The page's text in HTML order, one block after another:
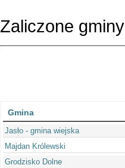
Zaliczone gminy
Gmina
Jasło - gmina wiejska
Majdan Królewski
Grodzisko Dolne